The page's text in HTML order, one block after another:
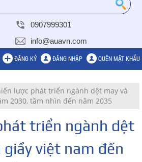
0907999301
info@auavn.com
ĐĂNG KÝ ĐĂNG NHẬP QUÊN MẬT KHẨU
lược phát triển ngành dệt may và
2030, tầm nhìn đến năm 2035
triển ngành dệt
giầy việt nam đến